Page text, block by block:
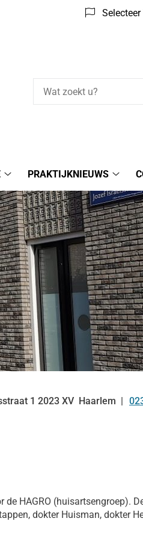
Selecteer
submenu
PRAKTIJKNIEUWS
1 2023 XV Haarlem
HAGRO (huisartsengroep).
dokter Huisman, dokter